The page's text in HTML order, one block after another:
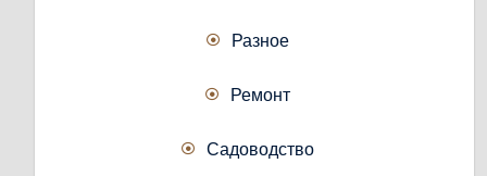
Разное
Ремонт
Садоводство